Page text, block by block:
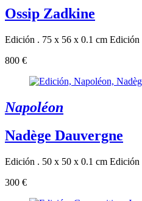
Ossip Zadkine
Edición . 75 x 56 x 0.1 cm Edición
800 €
Napoléon
Nadège Dauvergne
Edición . 50 x 50 x 0.1 cm Edición
300 €